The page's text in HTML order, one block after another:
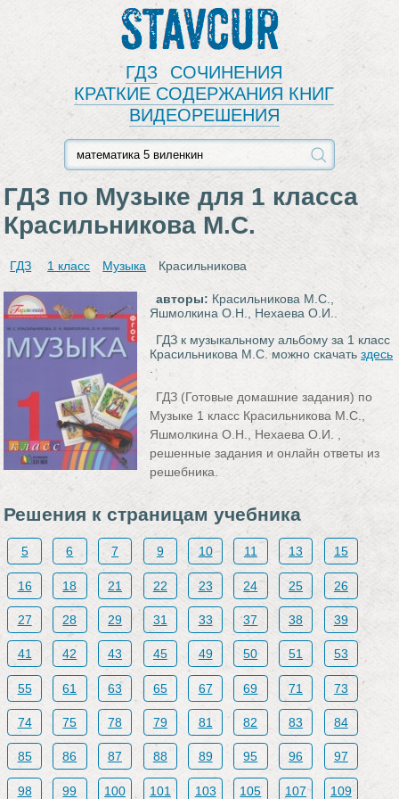
Stavcur
ГДЗ
СОЧИНЕНИЯ
КРАТКИЕ СОДЕРЖАНИЯ КНИГ
ВИДЕОРЕШЕНИЯ
ГДЗ по Музыке для 1 класса
Красильникова М.С.
ГДЗ 1 класс Музыка Красильникова
авторы: Красильникова М.С.,
Яшмолкина О.Н., Нехаева О.И..
ГДЗ к музыкальному альбому за 1 класс
Красильникова М.С. можно скачатьздесь
ГДЗ (Готовые домашние задания) по
Музыке 1 класс Красильникова М.С.,
Яшмолкина О.Н., Нехаева О.И. ,
решенные задания и онлайн ответы из
решебника.
Решения к страницам учебника
5 6 7 9 10 11 13 15
16 18 21 22 23 24 25 26
27 28 29 31 33 37 38 39
41 42 43 45 49 50 51 53
55 61 63 65 67 69 71 73
74 75 78 79 81 82 83 84
85 86 87 88 89 95 96 97
98 99 100 101 103 105 107 109